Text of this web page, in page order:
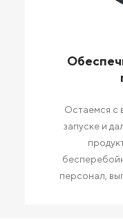
Остаемся с
запуске и
персонал,